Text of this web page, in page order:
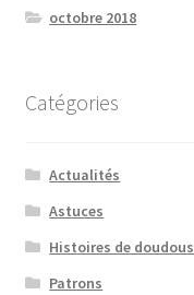
octobre 2018
Catégories
Actualités
Astuces
Histoires de doudous
Patrons